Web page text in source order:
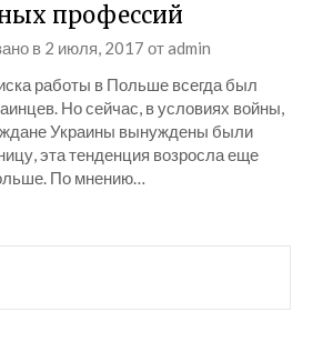
профессий
в 2 июля, 2017 отadmin
работы в Польше всегда был
Но сейчас, в условиях войны,
Украины вынуждены были
эта тенденция возросла еще
По мнению…